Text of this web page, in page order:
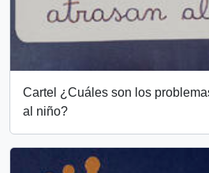
Cartel ¿Cuáles son los
al niño?